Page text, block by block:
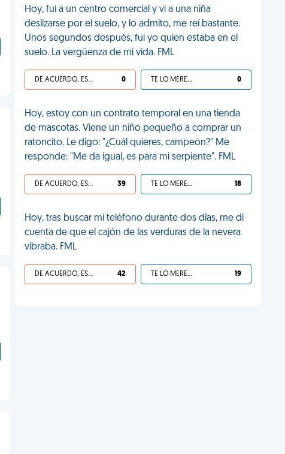
Hoy, fui a un centro comercial y vi a una niña
deslizarse por el suelo, y lo admito, me reí bastante.
Unos segundos después, fui yo quien estaba en el
suelo. La vergüenza de mi vida. FML
DE ACUERDO, ES UNA VIDA HP 0 TE LO MERECES 0
Hoy, estoy con un contrato temporal en una tienda
de mascotas. Viene un niño pequeño a comprar un
ratoncito. Le digo: "¿Cuál quieres, campeón?" Me
responde: "Me da igual, es para mi serpiente". FML
DE ACUERDO, ES UNA VIDA HP 39 TE LO MERECES 18
Hoy, tras buscar mi teléfono durante dos días, me di
cuenta de que el cajón de las verduras de la nevera
vibraba. FML
DE ACUERDO, ES UNA VIDA HP 42 TE LO MERECES 19